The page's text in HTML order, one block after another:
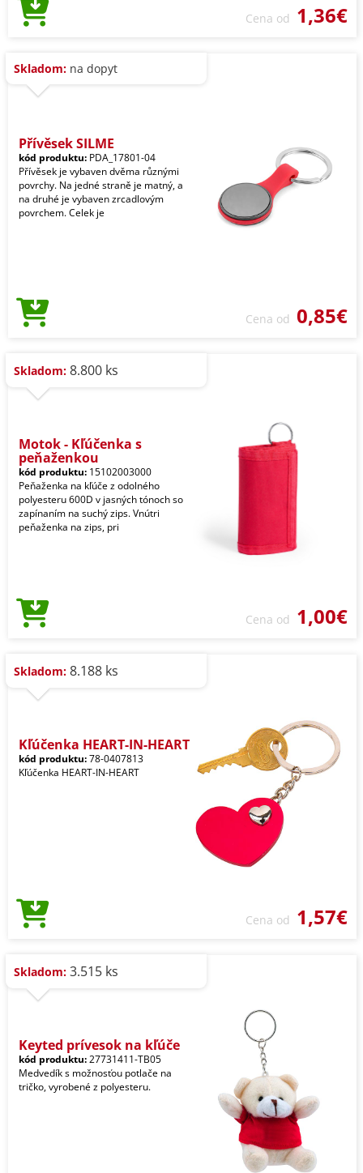
Cena od 1,36€
Skladom: na dopyt
Přívěsek SILME
kód produktu: PDA_17801-04
Přívěsek je vybaven dvěma různými
povrchy. Na jedné straně je matný, a
na druhé je vybaven zrcadlovým
povrchem. Celek je
Cena od 0,85€
Skladom: 8.800 ks
Motok - Kľúčenka s
peňaženkou
kód produktu: 15102003000
Peňaženka na kľúče z odolného
polyesteru 600D v jasných tónoch so
zapínaním na suchý zips. Vnútri
peňaženka na zips, pri
Cena od 1,00€
Skladom: 8.188 ks
Kľúčenka HEART-IN-HEART
kód produktu:78-0407813
Kľúčenka HEART-IN-HEART
Cena od 1,57€
Skladom: 3.515 ks
Keyted prívesok na kľúče
kód produktu:27731411-TB05
Medvedík s možnosťou potlače na
tričko, vyrobené z polyesteru.